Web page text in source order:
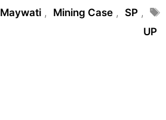
Tags
Maywati , Mining Case , SP ,
UP